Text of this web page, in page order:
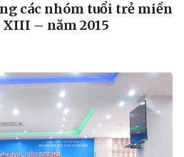
các nhóm tuổi trẻ miền
– năm 2015